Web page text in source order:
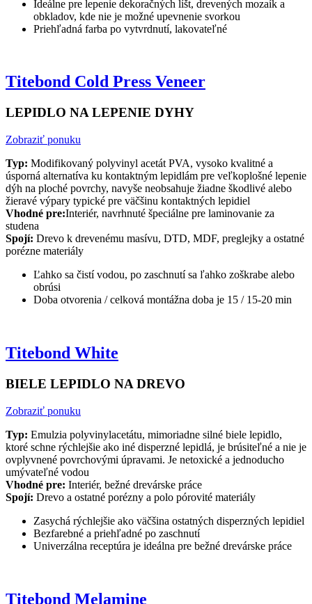
Ideálne pre lepenie dekoračných líšt, drevených mozaík a
obkladov, kde nie je možné upevnenie svorkou
Priehľadná farba po vytvrdnutí, lakovateľné
Titebond Cold Press Veneer
LEPIDLO NA LEPENIE DYHY
Zobraziť ponuku
Typ: Modifikovaný polyvinyl acetát PVA, vysoko kvalitné a
úsporná alternatíva ku kontaktným lepidlám pre veľkoplošné lepenie
dýh na ploché povrchy, navyše neobsahuje žiadne škodlivé alebo
žieravé výpary typické pre väčšinu kontaktných lepidiel
Vhodné pre:Interiér, navrhnuté špeciálne pre laminovanie za
studena
Spojí: Drevo k drevenému masívu, DTD, MDF, preglejky a ostatné
porézne materiály
Ľahko sa čistí vodou, po zaschnutí sa ľahko zoškrabe alebo
obrúsi
Doba otvorenia / celková montážna doba je 15 / 15-20 min
Titebond White
BIELE LEPIDLO NA DREVO
Zobraziť ponuku
Typ: Emulzia polyvinylacetátu, mimoriadne silné biele lepidlo,
ktoré schne rýchlejšie ako iné disperzné lepidlá, je brúsiteľné a nie je
ovplyvnené povrchovými úpravami. Je netoxické a jednoducho
umývateľné vodou
Vhodné pre: Interiér, bežné drevárske práce
Spojí: Drevo a ostatné porézny a polo pórovité materiály
Zasychá rýchlejšie ako väčšina ostatných disperzných lepidiel
Bezfarebné a priehľadné po zaschnutí
Univerzálna receptúra je ideálna pre bežné drevárske práce
Titebond Melamine